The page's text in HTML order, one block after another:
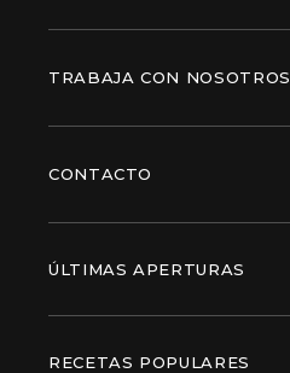
TRABAJA CON NOSOTROS
CONTACTO
ÚLTIMAS APERTURAS
RECETAS POPULARES